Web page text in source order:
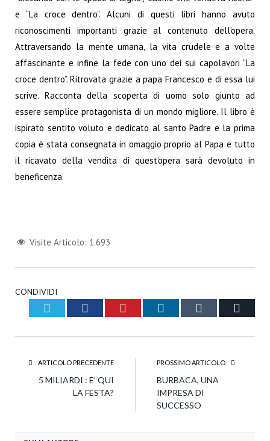
e “La croce dentro”. Alcuni di questi libri hanno avuto
riconoscimenti importanti grazie al contenuto dell’opera.
Attraversando la mente umana, la vita crudele e a volte
affascinante e infine la fede con uno dei sui capolavori “La
croce dentro”. Ritrovata grazie a papa Francesco e di essa lui
scrive. Racconta della scoperta di uomo solo giunto ad
essere semplice protagonista di un mondo migliore. Il libro è
ispirato sentito voluto e dedicato al santo Padre e la prima
copia è stata consegnata in omaggio proprio al Papa e tutto
il ricavato della vendita di quest’opera sarà devoluto in
beneficenza.
Visite Articolo: 1.693
CONDIVIDI
Twitter Facebook Pinterest LinkedIn Tumblr
ARTICOLO PRECEDENTE
5 MILIARDI : E’ QUI
LA FESTA?
PROSSIMO ARTICOLO
BURBACA, UNA
IMPRESA DI
SUCCESSO